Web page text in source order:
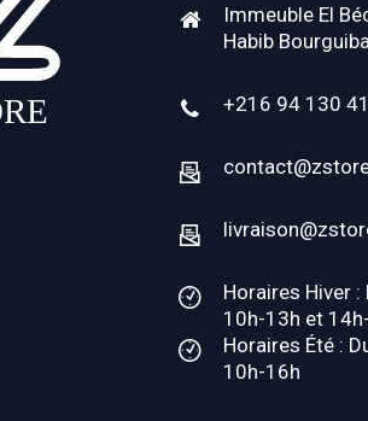
Immeuble El
Habib
+216 94 130
Horaires Hiver :
10h-13h et
Horaires Été :
10h-16h